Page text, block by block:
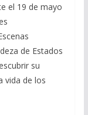
el 19 de mayo
de Estados
su
vida de los